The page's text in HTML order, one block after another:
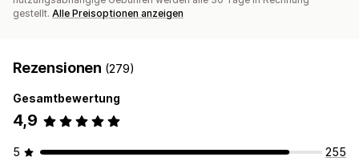
gestellt. Alle Preisoptionen anzeigen
Rezensionen (279)
Gesamtbewertung
4,9
5
255